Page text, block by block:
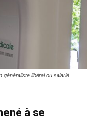
généraliste libéral ou salarié.
à se